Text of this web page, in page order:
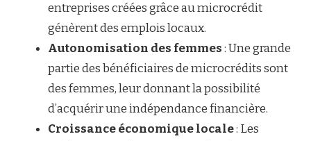
entreprises créées grâce au microcrédit
génèrent des emplois locaux.
Autonomisation des femmes: Une grande
partie des bénéficiaires de microcrédits sont
des femmes, leur donnant la possibilité
d’acquérir une indépendance financière.
Croissance économique locale: Les